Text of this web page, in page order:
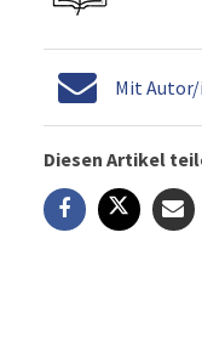
Mit
Diesen Artikel